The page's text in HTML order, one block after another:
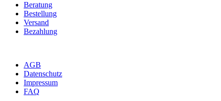
Beratung
Bestellung
Versand
Bezahlung
AGB
Datenschutz
Impressum
FAQ